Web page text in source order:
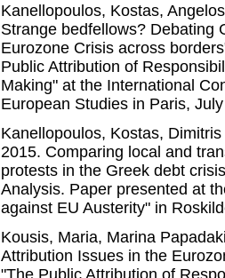
Kanellopoulos, Kostas,
Strange bedfellows? Debating
Eurozone Crisis across
Public Attribution of
Making" at the International
European Studies in Paris,
Kanellopoulos, Kostas,
2015. Comparing local and
protests in the Greek debt
Analysis. Paper presented at
against EU Austerity" in
Kousis, Maria, Marina
Attribution Issues in the
"The Public Attribution of